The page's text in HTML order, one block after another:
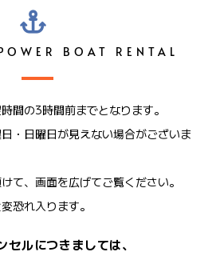
BOAT RENTAL
間の3時間前までとなります。
・日曜日が見えない場合がございま
て、画面を広げてご覧ください。
恐れ入ります。
ルにつきましては、